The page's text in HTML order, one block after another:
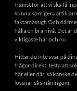
främst för att vi ska få
kunna korrigera
faktamässigt. Och
hålla en bra nivå. Det är
viktigaste här och nu.
Hittar du inte svar på
frågor direkt, testa att
här eller där, så kanske
lossnar så småningom.